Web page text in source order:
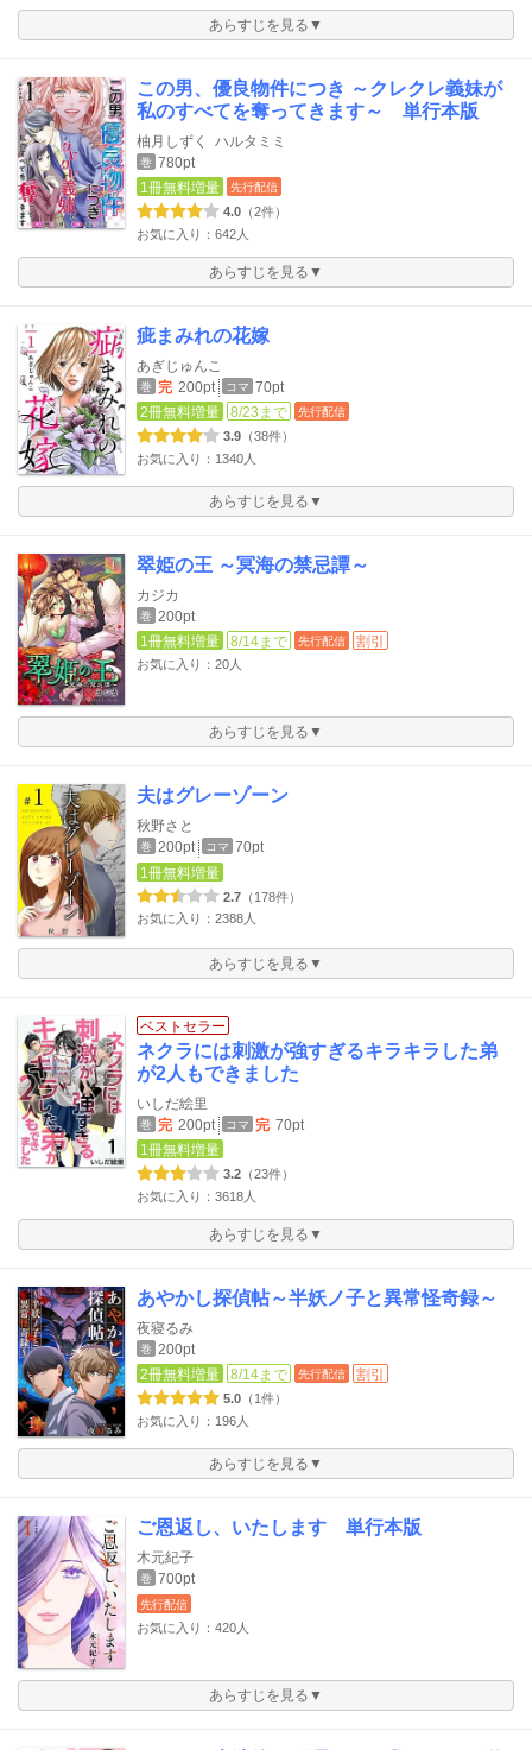
あらすじを見る▼
この男、優良物件につき ～クレクレ義妹が
私のすべてを奪ってきます～ 単行本版
柚月しずく ハルタミミ
巻 780pt
1冊無料増量
先行配信
4.0 （2件）
お気に入り：642人
あらすじを見る▼
疵まみれの花嫁
あぎじゅんこ
巻 完 200pt コマ 70pt
2冊無料増量
8/23まで 先行配信
3.9 （38件）
お気に入り：1340人
あらすじを見る▼
翠姫の王 ～冥海の禁忌譚～
カジカ
巻 200pt
1冊無料増量
8/14まで 先行配信 割引
お気に入り：20人
あらすじを見る▼
夫はグレーゾーン
秋野さと
巻 200pt コマ 70pt
1冊無料増量
2.7 （178件）
お気に入り：2388人
あらすじを見る▼
ベストセラー
ネクラには刺激が強すぎるキラキラした弟
が2人もできました
いしだ絵里
巻 完 200pt コマ 完 70pt
1冊無料増量
3.2 （23件）
お気に入り：3618人
あらすじを見る▼
あやかし探偵帖～半妖ノ子と異常怪奇録～
夜寝るみ
巻 200pt
2冊無料増量
8/14まで 先行配信 割引
5.0 （1件）
お気に入り：196人
あらすじを見る▼
ご恩返し、いたします 単行本版
木元紀子
巻 700pt
先行配信
お気に入り：420人
あらすじを見る▼